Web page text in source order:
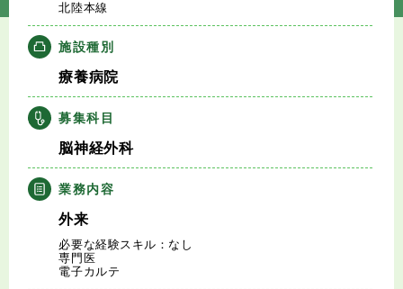
サービスの流れ
キャリアアドバイザー紹介
医師の求人・転職Q&A
知りたい・聞きたい
転職成功事例
医師の転職マニュアル
北陸本線
施設種別
療養病院
募集科目
脳神経外科
業務内容
外来
必要な経験スキル：なし
専門医
電子カルテ